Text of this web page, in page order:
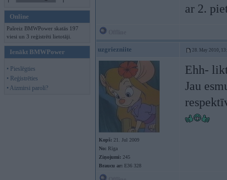
Online
Pašreiz BMWPower skatās 197
viesi un 3 reģistrēti lietotāji.
Ienākt BMWPower
• Pieslēgties
• Reģistrēties
• Aizmirsi paroli?
ar 2.
uzgriezniite 28. May 2010,
Kopš: 21. Jul 2009
No: Rīga
Ziņojumi: 245
Braucu ar: E36 328
Ehh-
Jau